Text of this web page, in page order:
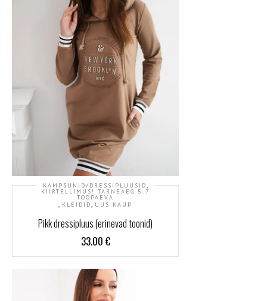
KAMPSUNID/DRESSIPLUUSID,
KIIRTELLIMUS! TARNEAEG 5-7
TÖÖPÄEVA
, KLEIDID, UUS KAUP
Pikk dressipluus (erinevad toonid)
33.00 €